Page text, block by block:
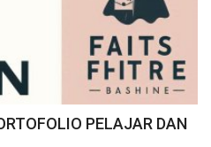
PELAJAR DAN